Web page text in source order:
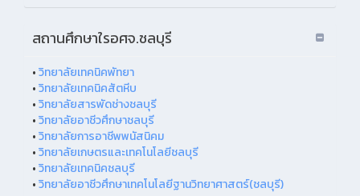
สถานศึกษาใรอศจ.ชลบุรี
•วิทยาลัยเทคนิคพัทยา
•วิทยาลัยเทคนิคสัตหีบ
•วิทยาลัยสารพัดช่างชลบุรี
•วิทยาลัยอาชีวศึกษาชลบุรี
•วิทยาลัยการอาชีพพนัสนิคม
•วิทยาลัยเกษตรและเทคโนโลยีชลบุรี
•วิทยาลัยเทคนิคชลบุรี
•วิทยาลัยอาชีวศึกษาเทคโนโลยีฐานวิทยาศาสตร์(ชลบุรี)